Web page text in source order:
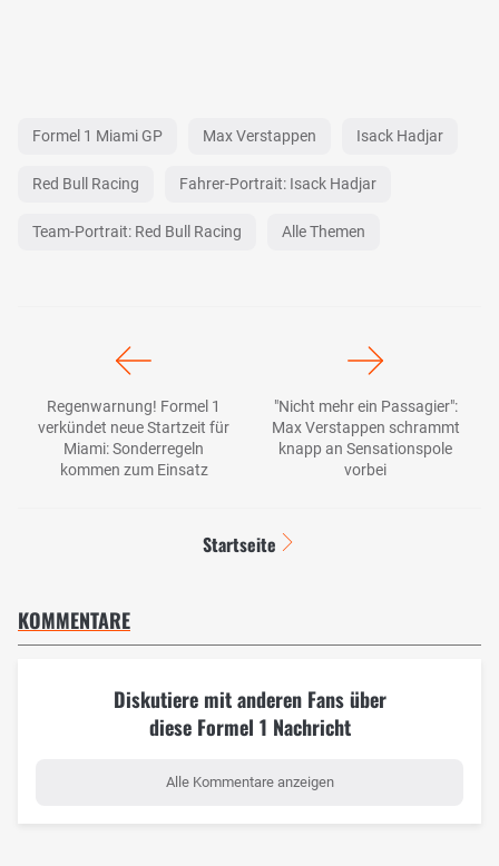
Formel 1 Miami GP Max Verstappen Isack Hadjar
Red Bull Racing Fahrer-Portrait: Isack Hadjar
Team-Portrait: Red Bull Racing Alle Themen
Regenwarnung! Formel 1
verkündet neue Startzeit für
Miami: Sonderregeln
kommen zum Einsatz
"Nicht mehr ein Passagier":
Max Verstappen schrammt
knapp an Sensationspole
vorbei
Startseite
KOMMENTARE
Diskutiere mit anderen Fans über
diese Formel 1 Nachricht
Alle Kommentare anzeigen